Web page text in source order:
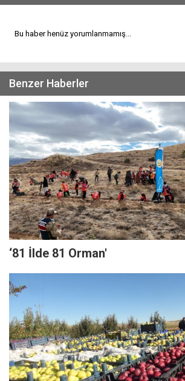
Bu haber henüz yorumlanmamış...
Benzer Haberler
‘81 İlde 81 Orman'